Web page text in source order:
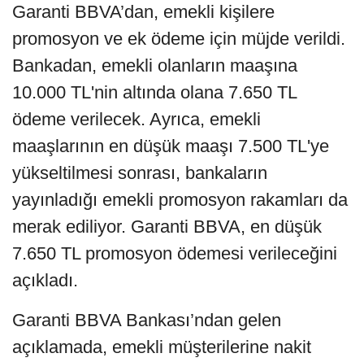
Garanti BBVA’dan, emekli kişilere
promosyon ve ek ödeme için müjde verildi.
Bankadan, emekli olanların maaşına
10.000 TL'nin altında olana 7.650 TL
ödeme verilecek. Ayrıca, emekli
maaşlarının en düşük maaşı 7.500 TL'ye
yükseltilmesi sonrası, bankaların
yayınladığı emekli promosyon rakamları da
merak ediliyor. Garanti BBVA, en düşük
7.650 TL promosyon ödemesi verileceğini
açıkladı.
Garanti BBVA Bankası’ndan gelen
açıklamada, emekli müşterilerine nakit